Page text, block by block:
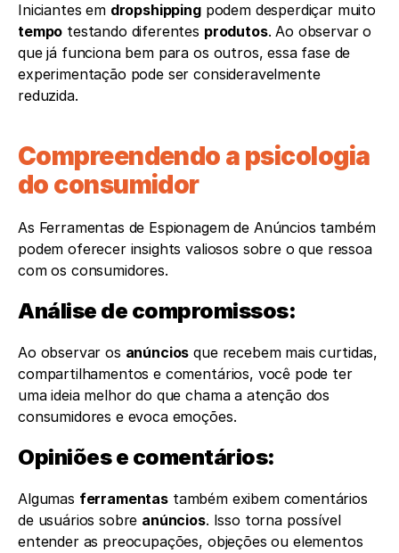
Iniciantes em dropshipping
tempo testando diferentes produtos. Ao observar o
que já funciona bem para os outros, essa fase de
experimentação pode ser consideravelmente
reduzida.
Compreendendo a psicologia
do consumidor
As Ferramentas de Espionagem de Anúncios também
podem oferecer insights valiosos sobre o que ressoa
com os consumidores.
Análise de compromissos:
Ao observar os anúncios que recebem mais curtidas,
compartilhamentos e comentários, você pode ter
uma ideia melhor do que chama a atenção dos
consumidores e evoca emoções.
Opiniões e comentários:
Algumas ferramentas também exibem comentários
de usuários sobre anúncios. Isso torna possível
entender as preocupações, objeções ou elementos